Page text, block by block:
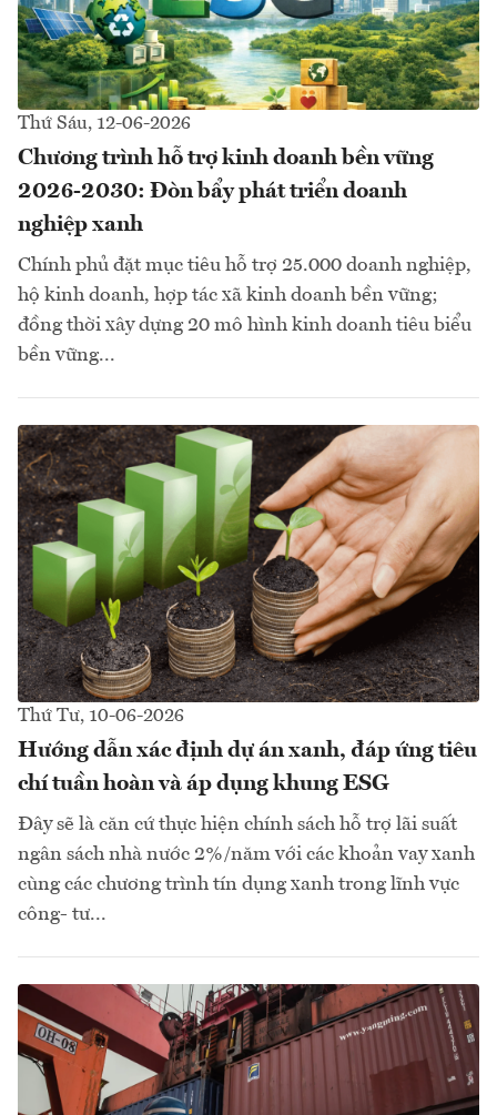
Thứ Sáu, 12-06-2026
Chương trình hỗ trợ kinh doanh bền vững
2026-2030: Đòn bẩy phát triển doanh
nghiệp xanh
Chính phủ đặt mục tiêu hỗ trợ 25.000 doanh nghiệp,
hộ kinh doanh, hợp tác xã kinh doanh bền vững;
đồng thời xây dựng 20 mô hình kinh doanh tiêu biểu
bền vững...
Thứ Tư, 10-06-2026
Hướng dẫn xác định dự án xanh, đáp ứng tiêu
chí tuần hoàn và áp dụng khung ESG
Đây sẽ là căn cứ thực hiện chính sách hỗ trợ lãi suất
ngân sách nhà nước 2%/năm với các khoản vay xanh
cùng các chương trình tín dụng xanh trong lĩnh vực
công- tư...